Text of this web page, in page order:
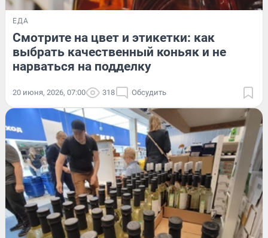
ЕДА
Смотрите на цвет и этикетки: как
выбрать качественный коньяк и не
нарваться на подделку
20 июня, 2026, 07:00 318 Обсудить